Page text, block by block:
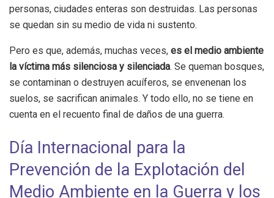
personas, ciudades enteras son destruidas. Las personas
se quedan sin su medio de vida ni sustento.
Pero es que, además, muchas veces, es el medio ambiente
la víctima más silenciosa y silenciada. Se queman bosques,
se contaminan o destruyen acuíferos, se envenenan los
suelos, se sacrifican animales. Y todo ello, no se tiene en
cuenta en el recuento final de daños de una guerra.
Día Internacional para la
Prevención de la Explotación del
Medio Ambiente en la Guerra y los